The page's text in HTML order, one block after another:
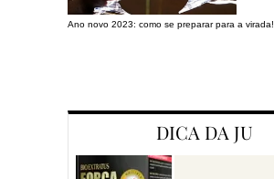
Ano novo 2023: como se preparar para a virada!
DICA DA JU